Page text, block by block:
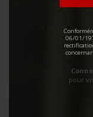
06/01/
pour